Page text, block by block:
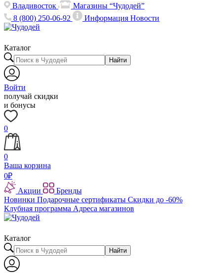
Владивосток
Магазины “Чудодей”
8 (800) 250-06-92
ИнформацияНовости
Каталог
Найти
Войти
получай скидки
и бонусы
0
0
Ваша корзина
0₽
Акции
Бренды
Новинки Подарочные сертификаты Скидки до -60%
Клубная программа Адреса магазинов
Каталог
Найти